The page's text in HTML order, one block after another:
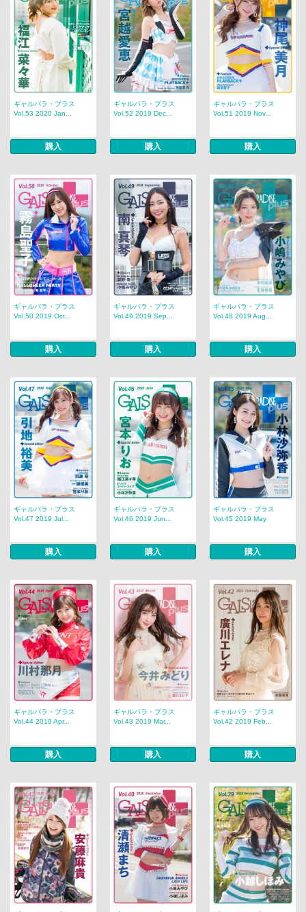
ギャルパラ・プラス
Vol.53 2020 Jan...
購入
ギャルパラ・プラス
Vol.52 2019 Dec...
購入
ギャルパラ・プラス
Vol.51 2019 Nov...
購入
ギャルパラ・プラス
Vol.50 2019 Oct...
購入
ギャルパラ・プラス
Vol.49 2019 Sep...
購入
ギャルパラ・プラス
Vol.48 2019 Aug...
購入
ギャルパラ・プラス
Vol.47 2019 Jul...
購入
ギャルパラ・プラス
Vol.46 2019 Jun...
購入
ギャルパラ・プラス
Vol.45 2019 May
購入
ギャルパラ・プラス
Vol.44 2019 Apr...
購入
ギャルパラ・プラス
Vol.43 2019 Mar...
購入
ギャルパラ・プラス
Vol.42 2019 Feb...
購入